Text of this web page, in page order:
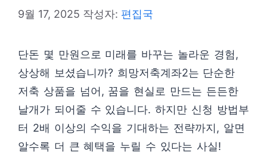
9월 17, 2025 작성자: 편집국
단돈 몇 만원으로 미래를 바꾸는 놀라운 경험,
상상해 보셨습니까? 희망저축계좌2는 단순한
저축 상품을 넘어, 꿈을 현실로 만드는 든든한
날개가 되어줄 수 있습니다. 하지만 신청 방법부
터 2배 이상의 수익을 기대하는 전략까지, 알면
알수록 더 큰 혜택을 누릴 수 있다는 사실!